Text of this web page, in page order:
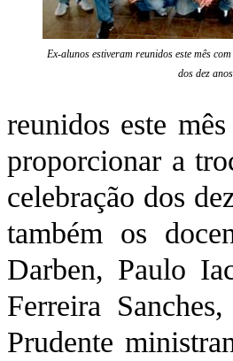
Ex-alunos estiveram reunidos este mês
dos dez
reunidos este
proporcionar a
celebração dos
também os
Darben, Paulo
Ferreira
Prudente